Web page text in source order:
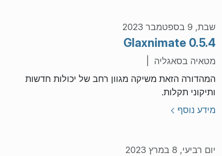
שבת, 9 בספטמבר 2023
Glaxnimate 0.5.4
מטאיה בסאגליה |
המהדורה הזאת משיקה מגוון רחב של יכולות חדשות
ותיקוני תקלות.
מידע נוסף
יום רביעי, 8 במרץ 2023